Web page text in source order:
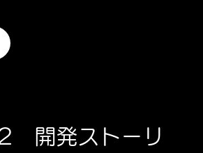
2 開発ストーリ